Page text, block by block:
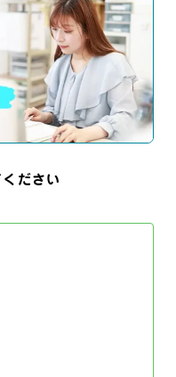
ださい